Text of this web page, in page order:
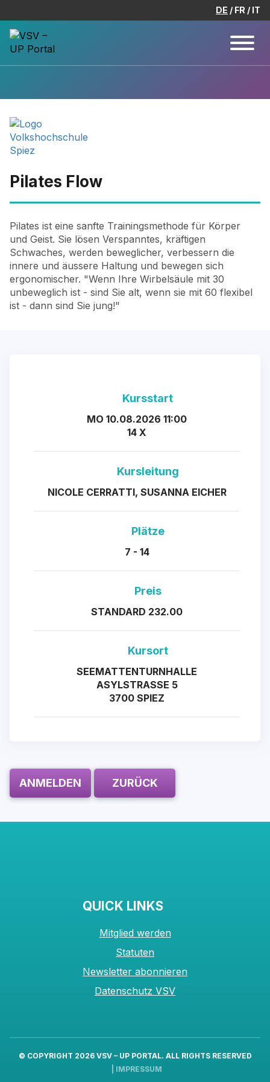
DE FR IT
Pilates Flow
Pilates ist eine sanfte Trainingsmethode für Körper
und Geist. Sie lösen Verspanntes, kräftigen
Schwaches, werden beweglicher, verbessern die
innere und äussere Haltung und bewegen sich
ergonomischer. "Wenn Ihre Wirbelsäule mit 30
unbeweglich ist - sind Sie alt, wenn sie mit 60 flexibel
ist - dann sind Sie jung!"
Kursstart
MO 10.08.2026 11:00
14 X
Kursleitung
NICOLE CERRATTI, SUSANNA EICHER
Plätze
7 - 14
Preis
STANDARD 232.00
Kursort
SEEMATTENTURNHALLE
ASYLSTRASSE 5
3700 SPIEZ
ANMELDEN ZURÜCK
QUICK LINKS
Mitglied werden
Statuten
Newsletter abonnieren
Datenschutz VSV
© COPYRIGHT 2026 VSV – UP PORTAL. ALL RIGHTS RESERVED
IMPRESSUM